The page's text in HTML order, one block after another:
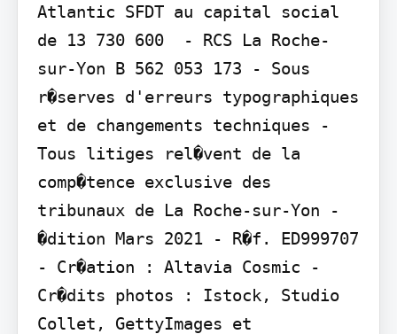
Atlantic SFDT au capital social
de 13 730 600  - RCS La Roche-
sur-Yon B 562 053 173 - Sous
r�serves d'erreurs typographiques
et de changements techniques -
Tous litiges rel�vent de la
comp�tence exclusive des
tribunaux de La Roche-sur-Yon -
�dition Mars 2021 - R�f. ED999707
- Cr�ation : Altavia Cosmic -
Cr�dits photos : Istock, Studio
Collet, GettyImages et